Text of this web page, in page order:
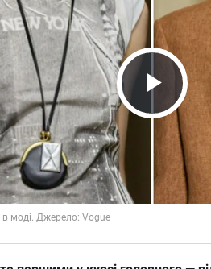
Play